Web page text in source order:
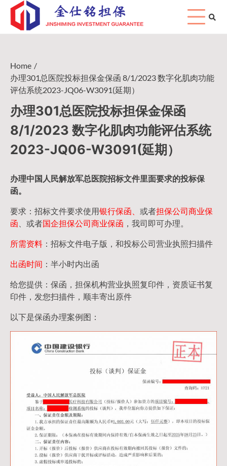
Skip
content
Home
办理301总医院投标担保金保函 8/1/2023 数字化肌肉功能
评估系统2023-JQ06-W3091(延期）
办理301总医院投标担保金保函
8/1/2023 数字化肌肉功能评估系统
2023-JQ06-W3091(延期）
办理中国人民解放军总医院招标文件里面要求的投标保
函。
要求：招标文件要求使用银行保函、 或者担保公司商业保
函 、或者国企担保公司商业保函 ，我司即可办理。
所需资料 ：招标文件电子版，和投标公司营业执照扫描件
出函时间 ：半小时内出函
给您提供：保函，担保机构营业执照复印件，资质证书复
印件，发您扫描件，顺丰寄出原件
以下是保函办理案例图：